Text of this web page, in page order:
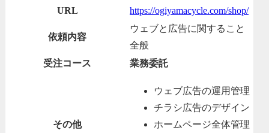
URL
https://ogiyamacycle.com/shop/
依頼内容
ウェブと広告に関すること
全般
受注コース
業務委託
その他
ウェブ広告の運用管理
チラシ広告のデザイン
ホームページ全体管理